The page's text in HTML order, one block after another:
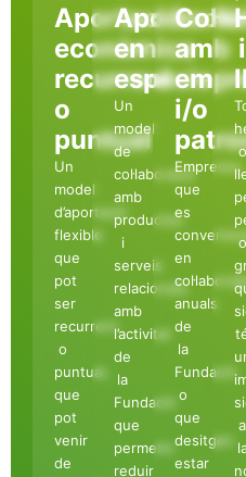
Aportació
econòmica
recurrent
o
puntual
Un
model
d’aportació
flexible
que
pot
ser
recurrent
o
puntual,
que
pot
venir
de
Aportació
en
espècie
Un
model
de
col·laboració
amb
productes
i
serveis
relacionats
amb
l’activitat
de
la
Fundació
que
permetin
reduir
amb
i/o
Empreses
que
es
en
anuals
de
la
Fundació
o
que
desitgen
estar
i
o
o
a